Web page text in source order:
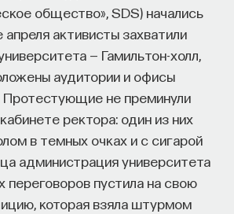
общество», SDS) начались
активисты захватили
— Гамильтон-холл,
аудитории и офисы
Протестующие не преминули
ректора: один из них
в темных очках и с сигарой
администрация университета
переговоров пустила на свою
которая взяла штурмом